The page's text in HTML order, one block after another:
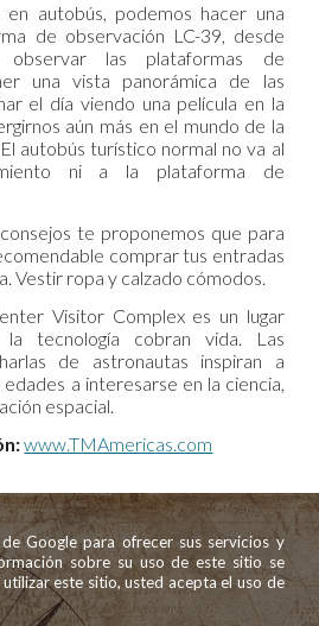
autobús, podemos hacer una
de observación LC-39, desde
las plataformas de
una vista panorámica de las
el día viendo una película en la
aún más en el mundo de la
autobús turístico normal no va al
ni a la plataforma de
te proponemos que para
comprar tus entradas
Vestir ropa y calzado cómodos.
Visitor Complex es un lugar
tecnología cobran vida. Las
de astronautas inspiran a
a interesarse en la ciencia,
espacial.
www.TMAmericas.com
Google para ofrecer sus servicios y
sobre su uso de este sitio se
este sitio, usted acepta el uso de